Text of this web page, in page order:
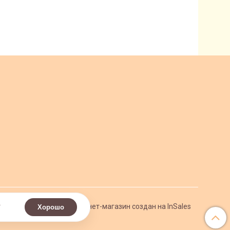
Интернет-магазин создан на InSales
Хорошо